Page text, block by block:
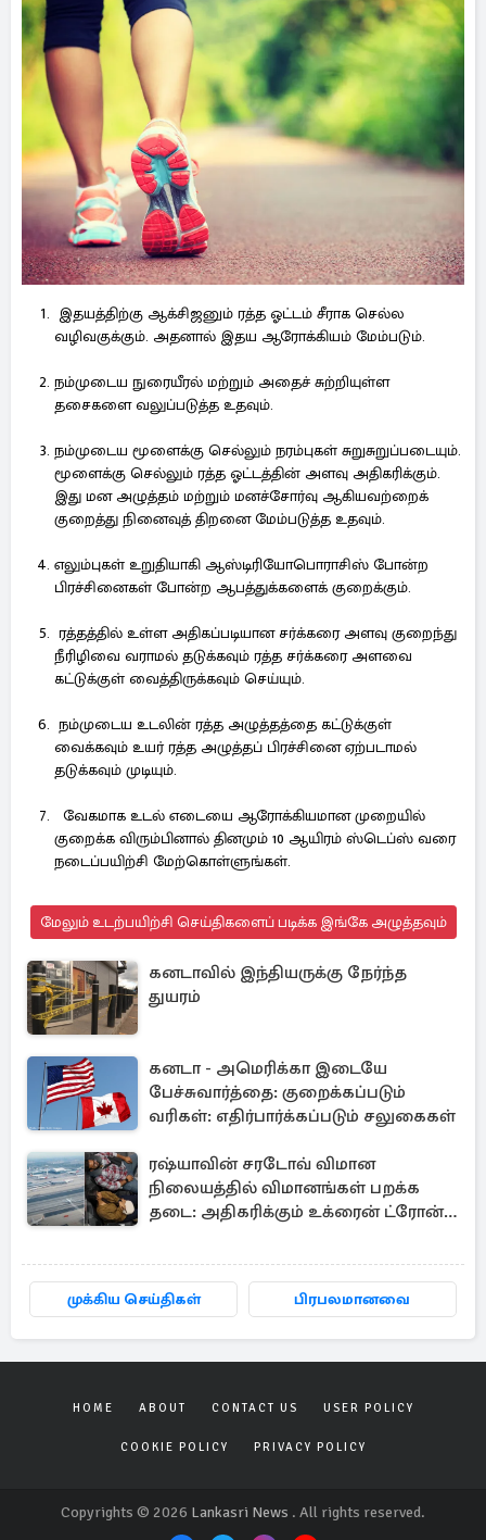
இதயத்திற்கு ஆக்சிஜனும் ரத்த ஓட்டம் சீராக செல்ல
வழிவகுக்கும். அதனால் இதய ஆரோக்கியம் மேம்படும்.
நம்முடைய நுரையீரல் மற்றும் அதைச் சுற்றியுள்ள
தசைகளை வலுப்படுத்த உதவும்.
நம்முடைய மூளைக்கு செல்லும் நரம்புகள் சுறுசுறுப்படையும்.
மூளைக்கு செல்லும் ரத்த ஓட்டத்தின் அளவு அதிகரிக்கும்.
இது மன அழுத்தம் மற்றும் மனச்சோர்வு ஆகியவற்றைக்
குறைத்து நினைவுத் திறனை மேம்படுத்த உதவும்.
எலும்புகள் உறுதியாகி ஆஸ்டிரியோபொராசிஸ் போன்ற
பிரச்சினைகள் போன்ற ஆபத்துக்களைக் குறைக்கும்.
ரத்தத்தில் உள்ள அதிகப்படியான சர்க்கரை அளவு குறைந்து
நீரிழிவை வராமல் தடுக்கவும் ரத்த சர்க்கரை அளவை
கட்டுக்குள் வைத்திருக்கவும் செய்யும்.
நம்முடைய உடலின் ரத்த அழுத்தத்தை கட்டுக்குள்
வைக்கவும் உயர் ரத்த அழுத்தப் பிரச்சினை ஏற்படாமல்
தடுக்கவும் முடியும்.
வேகமாக உடல் எடையை ஆரோக்கியமான முறையில்
குறைக்க விரும்பினால் தினமும் 10 ஆயிரம் ஸ்டெப்ஸ் வரை
நடைப்பயிற்சி மேற்கொள்ளுங்கள்.
மேலும் உடற்பயிற்சி செய்திகளைப் படிக்க இங்கே அழுத்தவும்
கனடாவில் இந்தியருக்கு நேர்ந்த
துயரம்
கனடா - அமெரிக்கா இடையே
பேச்சுவார்த்தை: குறைக்கப்படும்
வரிகள்: எதிர்பார்க்கப்படும் சலுகைகள்
ரஷ்யாவின் சரடோவ் விமான
நிலையத்தில் விமானங்கள் பறக்க
தடை: அதிகரிக்கும் உக்ரைன் ட்ரோன்
முக்கிய செய்திகள் பிரபலமானவை
HOME ABOUT CONTACT US USER POLICY
COOKIE POLICY PRIVACY POLICY
Copyrights © 2026 Lankasri News . All rights reserved.